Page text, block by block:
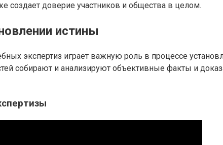
создает доверие участников и общества в целом.
истины
экспертиз играет важную роль в процессе
собирают и анализируют объективные факты и